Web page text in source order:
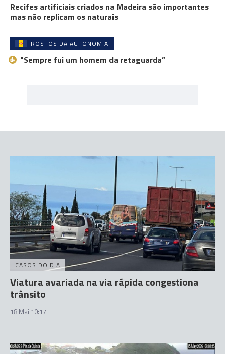
Recifes artificiais criados na Madeira são importantes
mas não replicam os naturais
ROSTOS DA AUTONOMIA
"Sempre fui um homem da retaguarda”
CASOS DO DIA
Viatura avariada na via rápida congestiona
trânsito
18 Mai 10:17